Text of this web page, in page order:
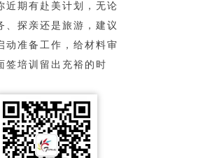
近期有赴美计划，无论
、探亲还是旅游，建议
动准备工作，给材料审
签培训留出充裕的时